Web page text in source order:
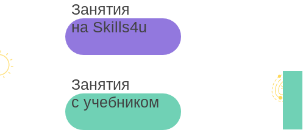
Занятия
на Skills4u
Занятия
с учебником